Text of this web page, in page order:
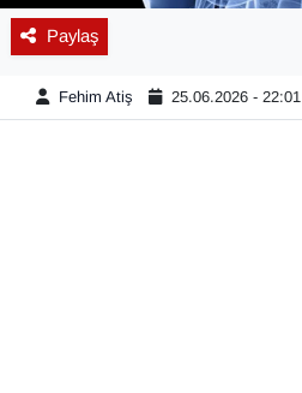
Paylaş
Fehim Atiş 25.06.2026 - 22:01
En çok konuşulanlar
GENEL